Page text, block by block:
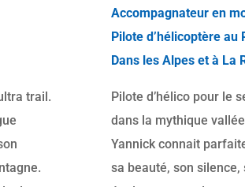
trail.
Accompagnateur en
Pilote d’hélicoptère au
Dans les Alpes et à La
Pilote d’hélico pour le
dans la mythique
Yannick connait
sa beauté, son silence,